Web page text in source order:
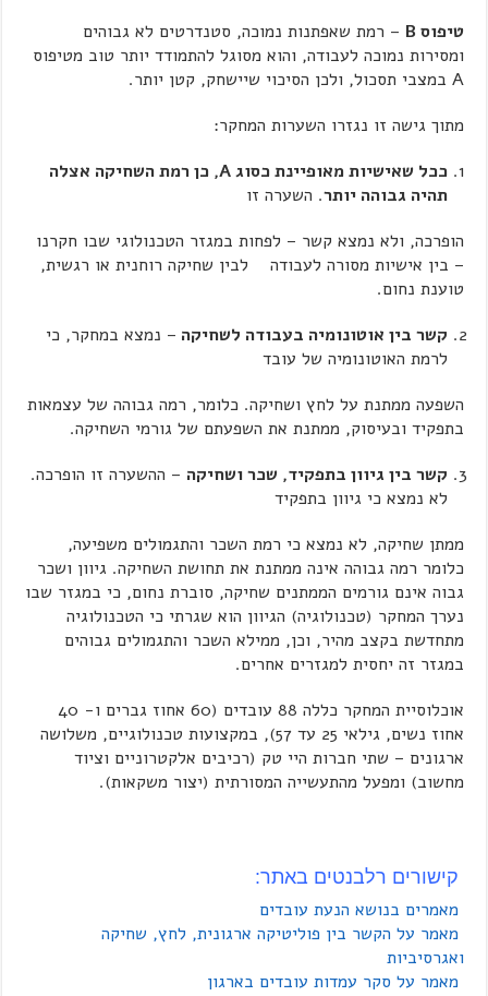
טיפוס B – רמת שאפתנות נמוכה, סטנדרטים לא גבוהים
ומסירות נמוכה לעבודה, והוא מסוגל להתמודד יותר טוב מטיפוס
A במצבי תסכול, ולכן הסיכוי שיישחק, קטן יותר.
מתוך גישה זו נגזרו השערות המחקר:
ככל שאישיות מאופיינת כסוג A, כן רמת השחיקה אצלה
תהיה גבוהה יותר. השערה זו
הופרכה, ולא נמצא קשר – לפחות במגזר הטכנולוגי שבו חקרנו
– בין אישיות מסורה לעבודה לבין שחיקה רוחנית או רגשית,
טוענת נחום.
קשר בין אוטונומיה בעבודה לשחיקה – נמצא במחקר, כי
לרמת האוטונומיה של עובד
השפעה ממתנת על לחץ ושחיקה. כלומר, רמה גבוהה של עצמאות
בתפקיד ובעיסוק, ממתנת את השפעתם של גורמי השחיקה.
קשר בין גיוון בתפקיד, שכר ושחיקה – ההשערה זו הופרכה.
לא נמצא כי גיוון בתפקיד
ממתן שחיקה, לא נמצא כי רמת השכר והתגמולים משפיעה,
כלומר רמה גבוהה אינה ממתנת את תחושת השחיקה. גיוון ושכר
גבוה אינם גורמים הממתנים שחיקה, סוברת נחום, כי במגזר שבו
נערך המחקר (טכנולוגיה) הגיוון הוא שגרתי כי הטכנולוגיה
מתחדשת בקצב מהיר, וכן, ממילא השכר והתגמולים גבוהים
במגזר זה יחסית למגזרים אחרים.
אוכלוסיית המחקר כללה 88 עובדים (60 אחוז גברים ו- 40
אחוז נשים, גילאי 25 עד 57), במקצועות טכנולוגיים, משלושה
ארגונים – שתי חברות היי טק (רכיבים אלקטרוניים וציוד
מחשוב) ומפעל מהתעשייה המסורתית (יצור משקאות).
קישורים רלבנטים באתר:
מאמרים בנושא הנעת עובדים
מאמר על הקשר בין פוליטיקה ארגונית, לחץ, שחיקה
ואגרסיביות
מאמר על סקר עמדות עובדים בארגון